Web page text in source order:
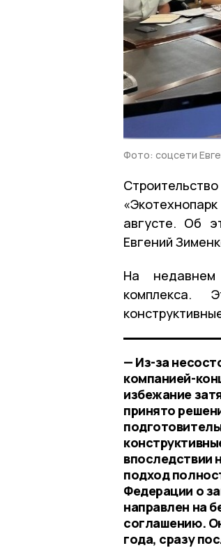
Фото: соцсети
августе. Об
Евгений
На недавнем
комплекса.
— Из-за
компанией-
избежание
принято
впоследствии
подход
Федерации о
направлен на
соглашению.
года, сразу